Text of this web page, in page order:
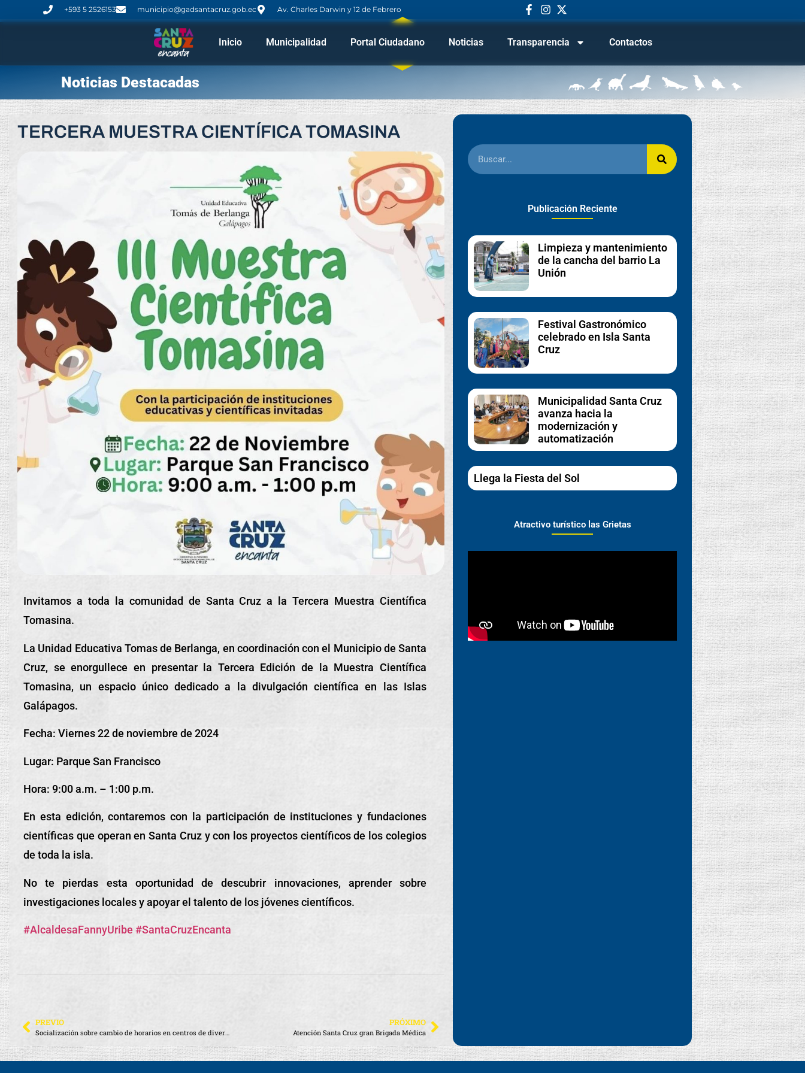
+593 5 2526153 municipio@gadsantacruz.gob.ec Av. Charles Darwin y 12 de Febrero
Inicio Municipalidad Portal Ciudadano Noticias Transparencia Contactos
Noticias Destacadas
TERCERA MUESTRA CIENTÍFICA TOMASINA
Invitamos a toda la comunidad de Santa Cruz a la Tercera Muestra Científica
Tomasina.
La Unidad Educativa Tomas de Berlanga, en coordinación con el Municipio de Santa
Cruz, se enorgullece en presentar la Tercera Edición de la Muestra Científica
Tomasina, un espacio único dedicado a la divulgación científica en las Islas
Galápagos.
Fecha: Viernes 22 de noviembre de 2024
Lugar: Parque San Francisco
Hora: 9:00 a.m. – 1:00 p.m.
En esta edición, contaremos con la participación de instituciones y fundaciones
científicas que operan en Santa Cruz y con los proyectos científicos de los colegios
de toda la isla.
No te pierdas esta oportunidad de descubrir innovaciones, aprender sobre
investigaciones locales y apoyar el talento de los jóvenes científicos.
#AlcaldesaFannyUribe #SantaCruzEncanta
PREVIO
Socialización sobre cambio de horarios en centros de diversión nocturna
PRÓXIMO
Atención Santa Cruz gran Brigada Médica
Publicación Reciente
Limpieza y mantenimiento
de la cancha del barrio La
Unión
Festival Gastronómico
celebrado en Isla Santa
Cruz
Municipalidad Santa Cruz
avanza hacia la
modernización y
automatización
Llega la Fiesta del Sol
Atractivo turístico las Grietas